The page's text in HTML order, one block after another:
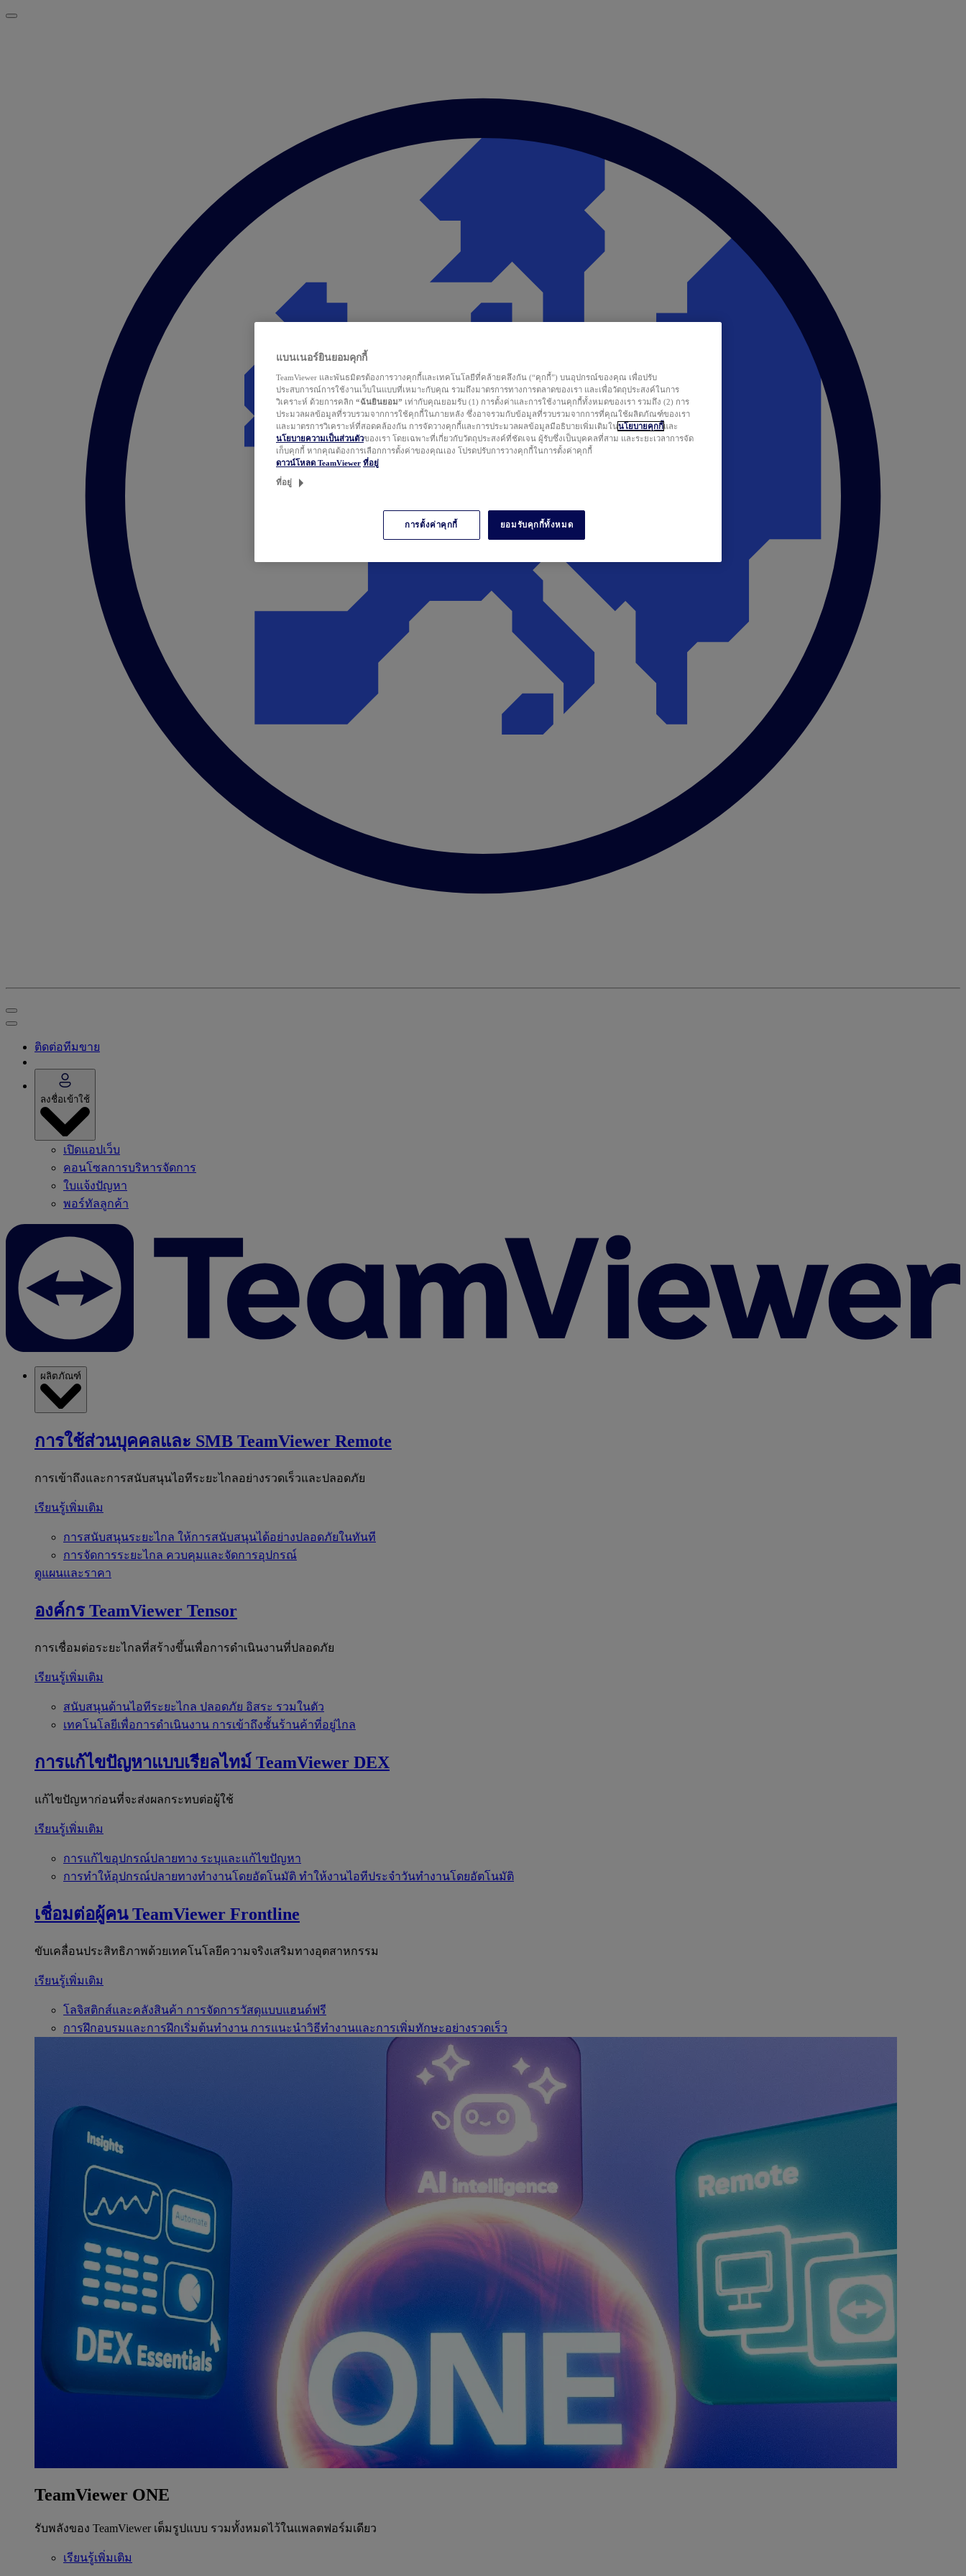
ติดต่อทีมขาย
ลงชื่อเข้าใช้
เปิดแอปเว็บ
คอนโซลการบริหารจัดการ
ใบแจ้งปัญหา
พอร์ทัลลูกค้า
ผลิตภัณฑ์
การใช้ส่วนบุคคลและ SMB TeamViewer Remote
การเข้าถึงและการสนับสนุนไอทีระยะไกลอย่างรวดเร็วและปลอดภัย
เรียนรู้เพิ่มเติม
การสนับสนุนระยะไกล ให้การสนับสนุนได้อย่างปลอดภัยในทันที
การจัดการระยะไกล ควบคุมและจัดการอุปกรณ์
ดูแผนและราคา
องค์กร TeamViewer Tensor
การเชื่อมต่อระยะไกลที่สร้างขึ้นเพื่อการดำเนินงานที่ปลอดภัย
เรียนรู้เพิ่มเติม
สนับสนุนด้านไอทีระยะไกล ปลอดภัย อิสระ รวมในตัว
เทคโนโลยีเพื่อการดำเนินงาน การเข้าถึงชั้นร้านค้าที่อยู่ไกล
การแก้ไขปัญหาแบบเรียลไทม์ TeamViewer DEX
แก้ไขปัญหาก่อนที่จะส่งผลกระทบต่อผู้ใช้
เรียนรู้เพิ่มเติม
การแก้ไขอุปกรณ์ปลายทาง ระบุและแก้ไขปัญหา
การทำให้อุปกรณ์ปลายทางทำงานโดยอัตโนมัติ ทำให้งานไอทีประจำวันทำงานโดยอัตโนมัติ
เชื่อมต่อผู้คน TeamViewer Frontline
ขับเคลื่อนประสิทธิภาพด้วยเทคโนโลยีความจริงเสริมทางอุตสาหกรรม
เรียนรู้เพิ่มเติม
โลจิสติกส์และคลังสินค้า การจัดการวัสดุแบบแฮนด์ฟรี
การฝึกอบรมและการฝึกเริ่มต้นทำงาน การแนะนำวิธีทำงานและการเพิ่มทักษะอย่างรวดเร็ว
TeamViewer ONE
รับพลังของ TeamViewer เต็มรูปแบบ รวมทั้งหมดไว้ในแพลตฟอร์มเดียว
เรียนรู้เพิ่มเติม
แบนเนอร์ยินยอมคุกกี้
TeamViewer และพันธมิตรต้องการวางคุกกี้และเทคโนโลยีที่คล้ายคลึงกัน (“คุกกี้”) บนอุปกรณ์ของคุณ เพื่อปรับ
ประสบการณ์การใช้งานเว็บในแบบที่เหมาะกับคุณ รวมถึงมาตรการทางการตลาดของเรา และเพื่อวัตถุประสงค์ในการ
วิเคราะห์ ด้วยการคลิก “ฉันยินยอม” เท่ากับคุณยอมรับ (1) การตั้งค่าและการใช้งานคุกกี้ทั้งหมดของเรา รวมถึง (2) การ
ประมวลผลข้อมูลที่รวบรวมจากการใช้คุกกี้ในภายหลัง ซึ่งอาจรวมกับข้อมูลที่รวบรวมจากการที่คุณใช้ผลิตภัณฑ์ของเรา
และมาตรการวิเคราะห์ที่สอดคล้องกัน การจัดวางคุกกี้และการประมวลผลข้อมูลมีอธิบายเพิ่มเติมในนโยบายคุกกี้และ
นโยบายความเป็นส่วนตัวของเรา โดยเฉพาะที่เกี่ยวกับวัตถุประสงค์ที่ชัดเจน ผู้รับซึ่งเป็นบุคคลที่สาม และระยะเวลาการจัด
เก็บคุกกี้ หากคุณต้องการเลือกการตั้งค่าของคุณเอง โปรดปรับการวางคุกกี้ในการตั้งค่าคุกกี้
ดาวน์โหลด TeamViewer ที่อยู่
ที่อยู่
การตั้งค่าคุกกี้ ยอมรับคุกกี้ทั้งหมด